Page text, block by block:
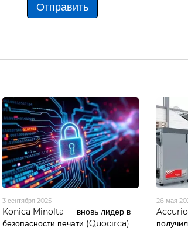
Отправить
3 сентября 2025
Konica Minolta — вновь лидер в
безопасности печати (Quocirca)
26 мая